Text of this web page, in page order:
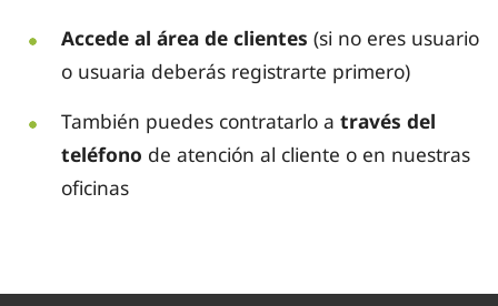
Accede al área de clientes (si no eres usuario
o usuaria deberás registrarte primero)
También puedes contratarlo a través del
teléfono de atención al cliente o en nuestras
oficinas